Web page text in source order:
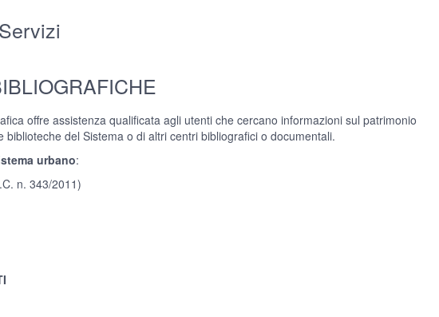
Servizi
offre assistenza qualificata agli utenti che cercano informazioni sul patrimonio
biblioteche del Sistema o di altri centri bibliografici o documentali.
urbano:
n. 343/2011)